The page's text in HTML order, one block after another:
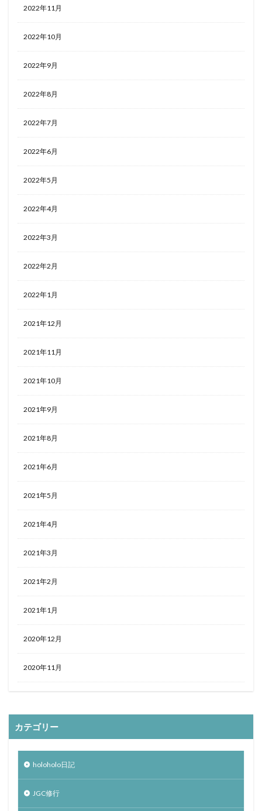
2022年11月
2022年10月
2022年9月
2022年8月
2022年7月
2022年6月
2022年5月
2022年4月
2022年3月
2022年2月
2022年1月
2021年12月
2021年11月
2021年10月
2021年9月
2021年8月
2021年6月
2021年5月
2021年4月
2021年3月
2021年2月
2021年1月
2020年12月
2020年11月
カテゴリー
holoholo日記
JGC修行